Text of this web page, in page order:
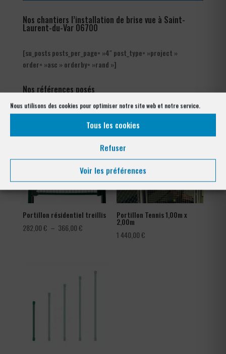
Nous utilisons des cookies pour optimiser notre site web et notre service.
Tous les cookies
Refuser
Voir les préférences
Nos chantiers l’installation de brise vue à Saint-
Laurent-du-Var 06700
[su_posts posts_per_page= »4″ post_type= »project »
order= »asc » orderby= »rand »]
Nos références posés
Portillon résidentiel treillis
282,00€ – 366,00€Plage
Portillon Tennis 1,00m x
2,00m
1 440,00€